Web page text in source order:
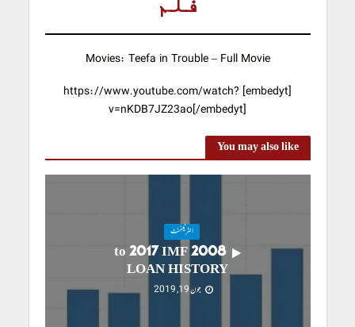
Movies: Teefa in Trouble – Full Movie
[embedyt] https://www.youtube.com/watch?
v=nKDB7JZ23ao[/embedyt]
You may also like
انٹرٹینمنٹ
2008 to 2017 IMF
LOAN HISTORY
جون 19, 2019